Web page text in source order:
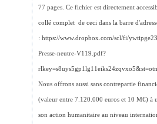
77 pages. Ce fichier est directement
collé complet de ceci dans la barre
: https://www.dropbox.com/scl/fi/
Presse-neutre-V119.pdf?
Nous offrons aussi sans contrepartie
(valeur entre 7.120.000 euros et 10 M€) à
son action humanitaire au niveau